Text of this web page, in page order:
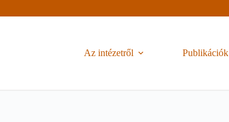
Az intézetről Publikációk